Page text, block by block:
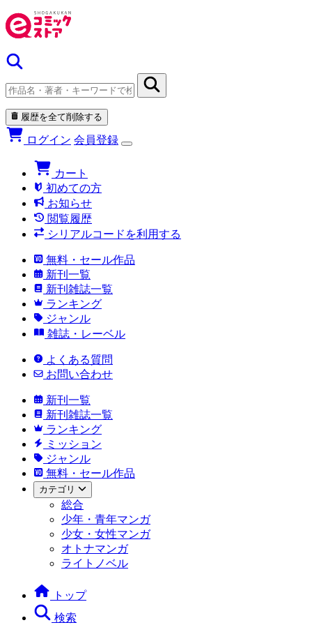
履歴を全て削除する
ログイン 会員登録
カート
初めての方
お知らせ
閲覧履歴
シリアルコードを利用する
無料・セール作品
新刊一覧
新刊雑誌一覧
ランキング
ジャンル
雑誌・レーベル
よくある質問
お問い合わせ
新刊一覧
新刊雑誌一覧
ランキング
ミッション
ジャンル
無料・セール作品
カテゴリ
総合
少年・青年マンガ
少女・女性マンガ
オトナマンガ
ライトノベル
トップ
検索